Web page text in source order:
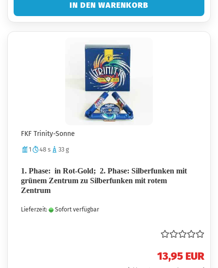
IN DEN WARENKORB
FKF Trinity-Sonne
1 48 s 33 g
1. Phase: in Rot-Gold; 2. Phase: Silberfunken mit
grünem Zentrum zu Silberfunken mit rotem
Zentrum
Lieferzeit: Sofort verfügbar
13,95 EUR